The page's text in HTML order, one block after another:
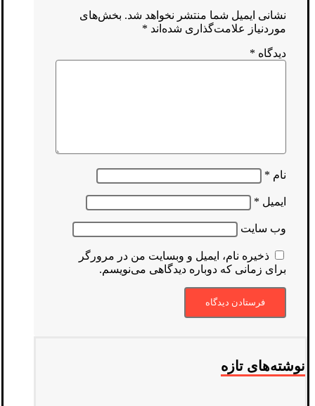
نشانی ایمیل شما منتشر نخواهد شد. بخش‌های
موردنیاز علامت‌گذاری شده‌اند *
دیدگاه *
نام *
ایمیل *
وب‌ سایت
ذخیره نام، ایمیل و وبسایت من در مرورگر
برای زمانی که دوباره دیدگاهی می‌نویسم.
نوشته‌های تازه